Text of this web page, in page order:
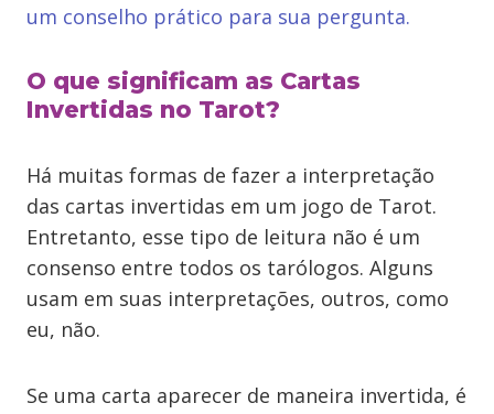
um conselho prático para sua pergunta.
O que significam as Cartas
Invertidas no Tarot?
Há muitas formas de fazer a interpretação
das cartas invertidas em um jogo de Tarot.
Entretanto, esse tipo de leitura não é um
consenso entre todos os tarólogos. Alguns
usam em suas interpretações, outros, como
eu, não.
Se uma carta aparecer de maneira invertida, é